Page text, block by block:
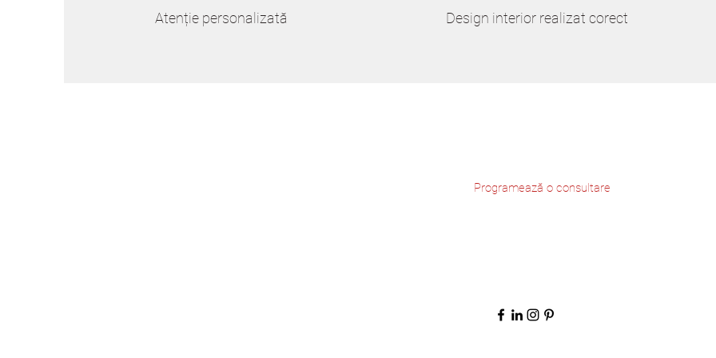
Atenție personalizată Design interior realizat corect
Programează o consultare